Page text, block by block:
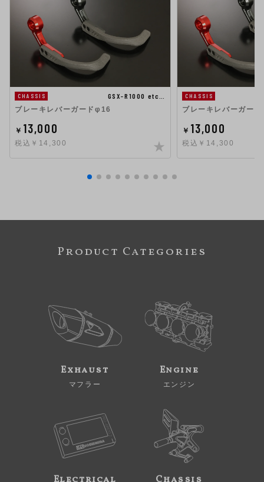
CHASSIS
GSX-R1000 etc…
ブレーキレバーガードφ16
￥ 13,000
税込￥14,300
CHASSIS
ブレーキレバーガード
￥ 13,000
税込￥14,300
Product Categories
Exhaust
マフラー
Engine
エンジン